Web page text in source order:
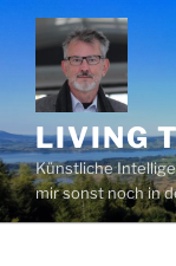
Zum
Inhalt
springen
LIVING
Künstliche
mir sonst noch in